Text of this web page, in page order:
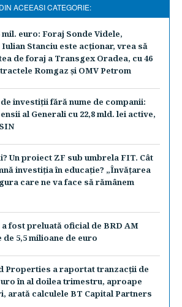
DIN ACEEASI CATEGORIE:
euro: Foraj Sonde Videle,
Stanciu este acţionar, vrea să
de foraj a Transgex Oradea, cu 46
Romgaz şi OMV Petrom
investiţii fără nume de companii:
al Generali cu 22,8 mld. lei active,
Un proiect ZF sub umbrela FIT. Cât
investiţia în educaţie? „Învăţarea
care ne va face să rămânem
fost preluată oficial de BRD AM
5,5 milioane de euro
Properties a raportat tranzacţii de
în al doilea trimestru, aproape
arată calculele BT Capital Partners